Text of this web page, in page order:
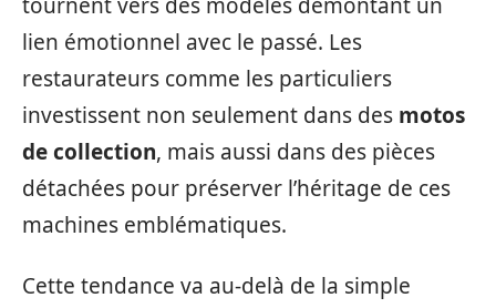
lien émotionnel avec le passé. Les
restaurateurs comme les particuliers
investissent non seulement dans des motos
de collection, mais aussi dans des pièces
détachées pour préserver l’héritage de ces
machines emblématiques.
Cette tendance va au-delà de la simple